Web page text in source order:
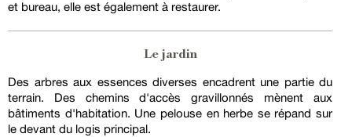
et bureau, elle est également à restaurer.
Le jardin
Des arbres aux essences diverses encadrent une partie du
terrain. Des chemins d'accès gravillonnés mènent aux
bâtiments d'habitation. Une pelouse en herbe se répand sur
le devant du logis principal.